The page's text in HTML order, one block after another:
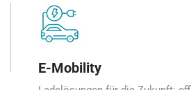
E-Mobility